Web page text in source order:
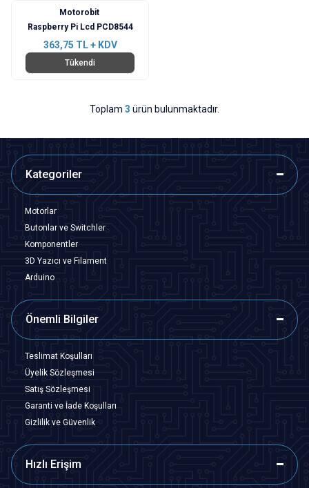
Motorobit
Raspberry Pi Lcd PCD8544
363,75 TL + KDV
Tükendi
Toplam 3 ürün bulunmaktadır.
Kategoriler
Motorlar
Butonlar ve Switchler
Komponentler
3D Yazıcı ve Filament
Arduino
Önemli Bilgiler
Teslimat Koşulları
Üyelik Sözleşmesi
Satış Sözleşmesi
Garanti ve İade Koşulları
Gizlilik ve Güvenlik
Hızlı Erişim